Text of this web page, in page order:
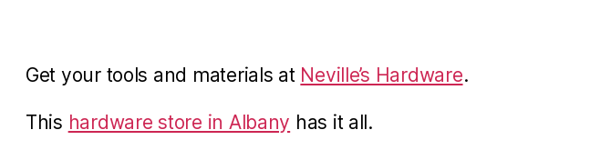
Get your tools and materials at Neville’s Hardware.
This hardware store in Albany has it all.